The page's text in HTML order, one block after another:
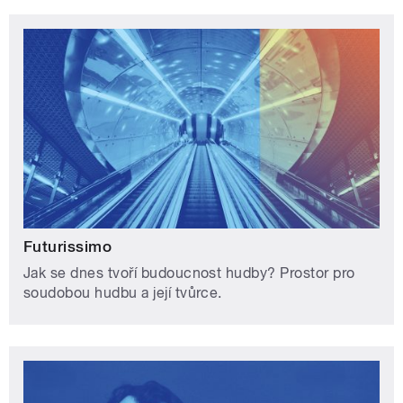
Futurissimo
Jak se dnes tvoří budoucnost hudby? Prostor pro
soudobou hudbu a její tvůrce.